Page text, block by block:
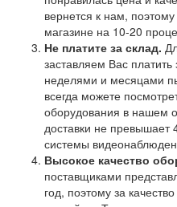
вернется к нам,
магазине на 10-20
Не платите за склад.
заставляем Вас
неделями и месяцами
всегда можете
оборудования в нашем
доставки не превышает
системы
Высокое качество
поставщиками
год, поэтому за